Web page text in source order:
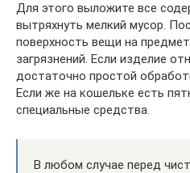
Для этого выложите все
вытряхнуть мелкий мусор.
поверхность вещи на
загрязнений. Если изделие
достаточно простой
Если же на кошельке есть
специальные средства.
В любом случае перед